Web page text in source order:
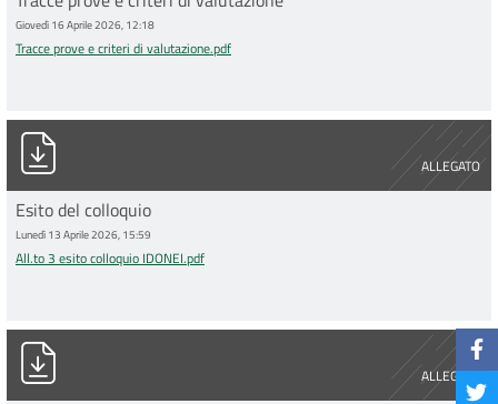
Giovedì 16 Aprile 2026, 12:18
Tracce prove e criteri di valutazione.pdf
ALLEGATO
All.to 3 esito colloquio IDONEI.pdf
Esito del colloquio
Lunedì 13 Aprile 2026, 15:59
All.to 3 esito colloquio IDONEI.pdf
ALLEGATO
convocazione al colloquio.pdf